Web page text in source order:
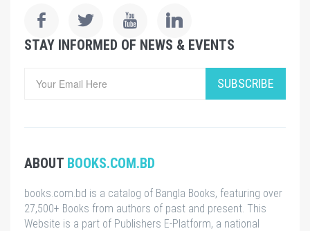
STAY INFORMED OF NEWS & EVENTS
SUBSCRIBE
ABOUT BOOKS.COM.BD
books.com.bd is a catalog of Bangla Books, featuring over
27,500+ Books from authors of past and present. This
Website is a part of Publishers E-Platform, a national